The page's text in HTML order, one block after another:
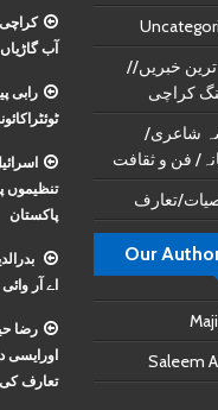
ترین خبریں//
کراچی
شاعری/
فن و ثقافت
تعارف
Our
Saleem
آب
رابی
تنظیموں
پاکستان
اے آر
رضا
تعارف